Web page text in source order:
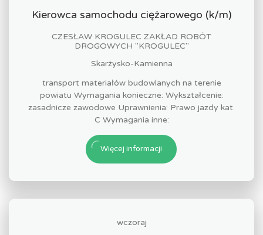
Kierowca samochodu ciężarowego (k/m)
CZESŁAW KROGULEC ZAKŁAD ROBÓT
DROGOWYCH "KROGULEC"
Skarżysko-Kamienna
transport materiałów budowlanych na terenie
powiatu Wymagania konieczne: Wykształcenie:
zasadnicze zawodowe Uprawnienia: Prawo jazdy kat.
C Wymagania inne:
Więcej informacji
wczoraj